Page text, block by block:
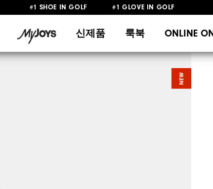
#1 SHOE IN GOLF #1 GLOVE IN GOLF
신제품 룩북 ONLINE
NEW